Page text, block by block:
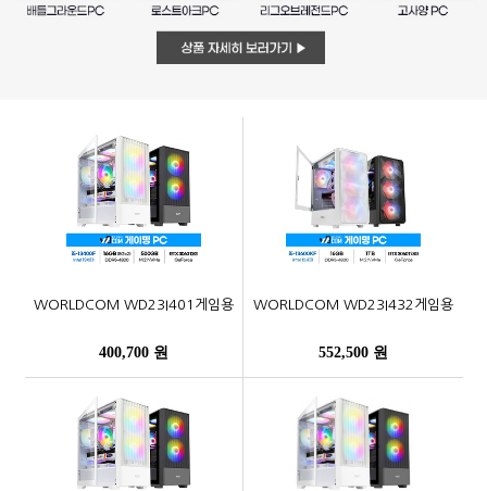
WORLDCOM WD23I401게임용
400,700 원
WORLDCOM WD23I432게임용
552,500 원